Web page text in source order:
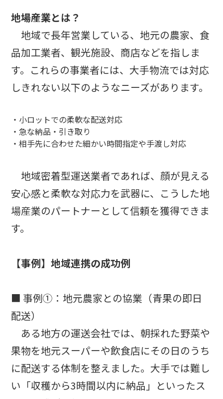
地場産業とは？
地域で長年営業している、地元の農家、食
品加工業者、観光施設、商店などを指しま
す。これらの事業者には、大手物流では対応
しきれない以下のようなニーズがあります。
・小ロットでの柔軟な配送対応
・急な納品・引き取り
・相手先に合わせた細かい時間指定や手渡し対応
地域密着型運送業者であれば、顔が見える
安心感と柔軟な対応力を武器に、こうした地
場産業のパートナーとして信頼を獲得できま
す。
【事例】地域連携の成功例
■ 事例①：地元農家との協業（青果の即日
配送）
ある地方の運送会社では、朝採れた野菜や
果物を地元スーパーや飲食店にその日のうち
に配送する体制を整えました。大手では難し
い「収穫から3時間以内に納品」といったス